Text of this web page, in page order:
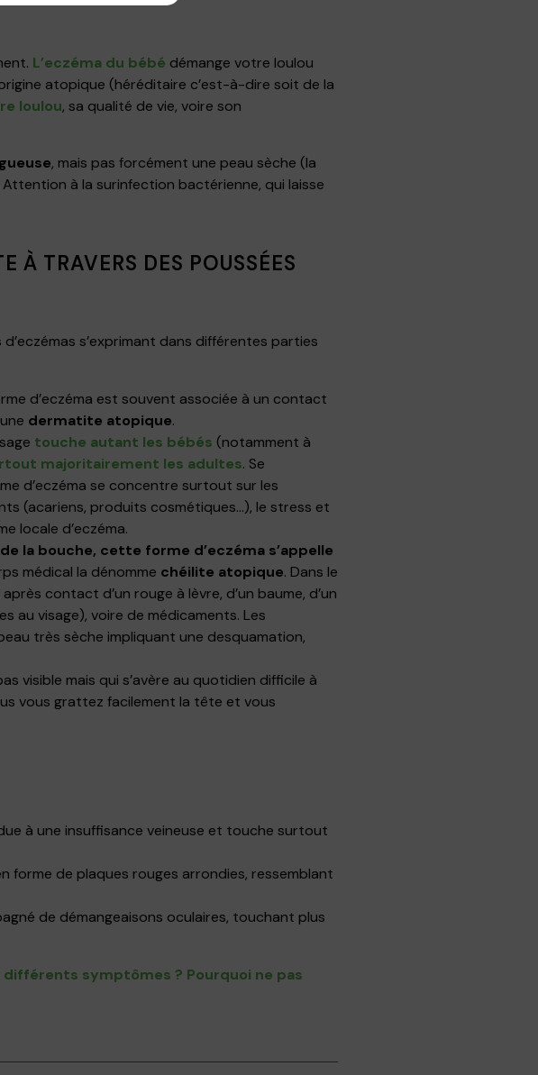
L’eczéma du bébé démange votre loulou
atopique (héréditaire c’est-à-dire soit de la
loulou, sa qualité de vie, voire son
, mais pas forcément une peau sèche (la
à la surinfection bactérienne, qui laisse
À TRAVERS DES POUSSÉES
s’exprimant dans différentes parties
d’eczéma est souvent associée à un contact
dermatite atopique.
touche autant les bébés (notamment à
majoritairement les adultes. Se
d’eczéma se concentre surtout sur les
(acariens, produits cosmétiques…), le stress et
locale d’eczéma.
la bouche, cette forme d’eczéma s’appelle
médical la dénomme chéilite atopique. Dans le
après contact d’un rouge à lèvre, d’un baume, d’un
au visage), voire de médicaments. Les
très sèche impliquant une desquamation,
visible mais qui s’avère au quotidien difficile à
vous grattez facilement la tête et vous
à une insuffisance veineuse et touche surtout
forme de plaques rouges arrondies, ressemblant
de démangeaisons oculaires, touchant plus
différents symptômes ? Pourquoi ne pas